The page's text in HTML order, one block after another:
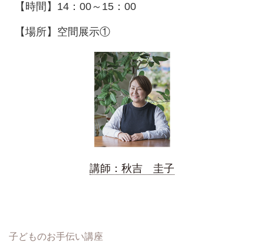
【時間】14：00～15：00
【場所】空間展示①
講師：秋吉 圭子
子どものお手伝い講座